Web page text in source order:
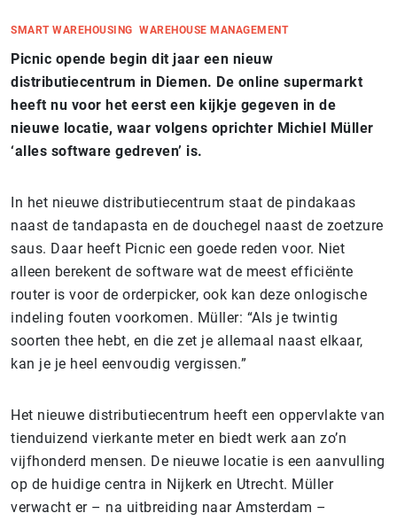
SMART WAREHOUSING WAREHOUSE MANAGEMENT
Picnic opende begin dit jaar een nieuw
distributiecentrum in Diemen. De online supermarkt
heeft nu voor het eerst een kijkje gegeven in de
nieuwe locatie, waar volgens oprichter Michiel Müller
‘alles software gedreven’ is.
In het nieuwe distributiecentrum staat de pindakaas
naast de tandapasta en de douchegel naast de zoetzure
saus. Daar heeft Picnic een goede reden voor. Niet
alleen berekent de software wat de meest efficiënte
router is voor de orderpicker, ook kan deze onlogische
indeling fouten voorkomen. Müller: “Als je twintig
soorten thee hebt, en die zet je allemaal naast elkaar,
kan je je heel eenvoudig vergissen.”
Het nieuwe distributiecentrum heeft een oppervlakte van
tienduizend vierkante meter en biedt werk aan zo’n
vijfhonderd mensen. De nieuwe locatie is een aanvulling
op de huidige centra in Nijkerk en Utrecht. Müller
verwacht er – na uitbreiding naar Amsterdam –